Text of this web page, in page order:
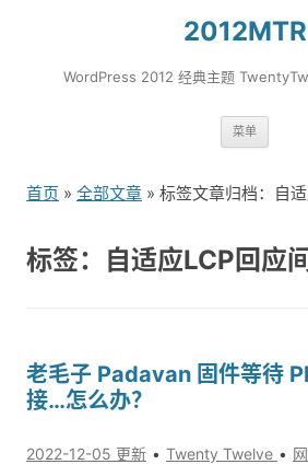
2012MTR
WordPress 2012 经典主题
菜单
到
首页 » 全部文章 » 标签文章归档：自
标签：自适应LCP回应
老毛子 Padavan 固件等待
接…怎么办？
2022-12-05 更新 Twenty Twelve